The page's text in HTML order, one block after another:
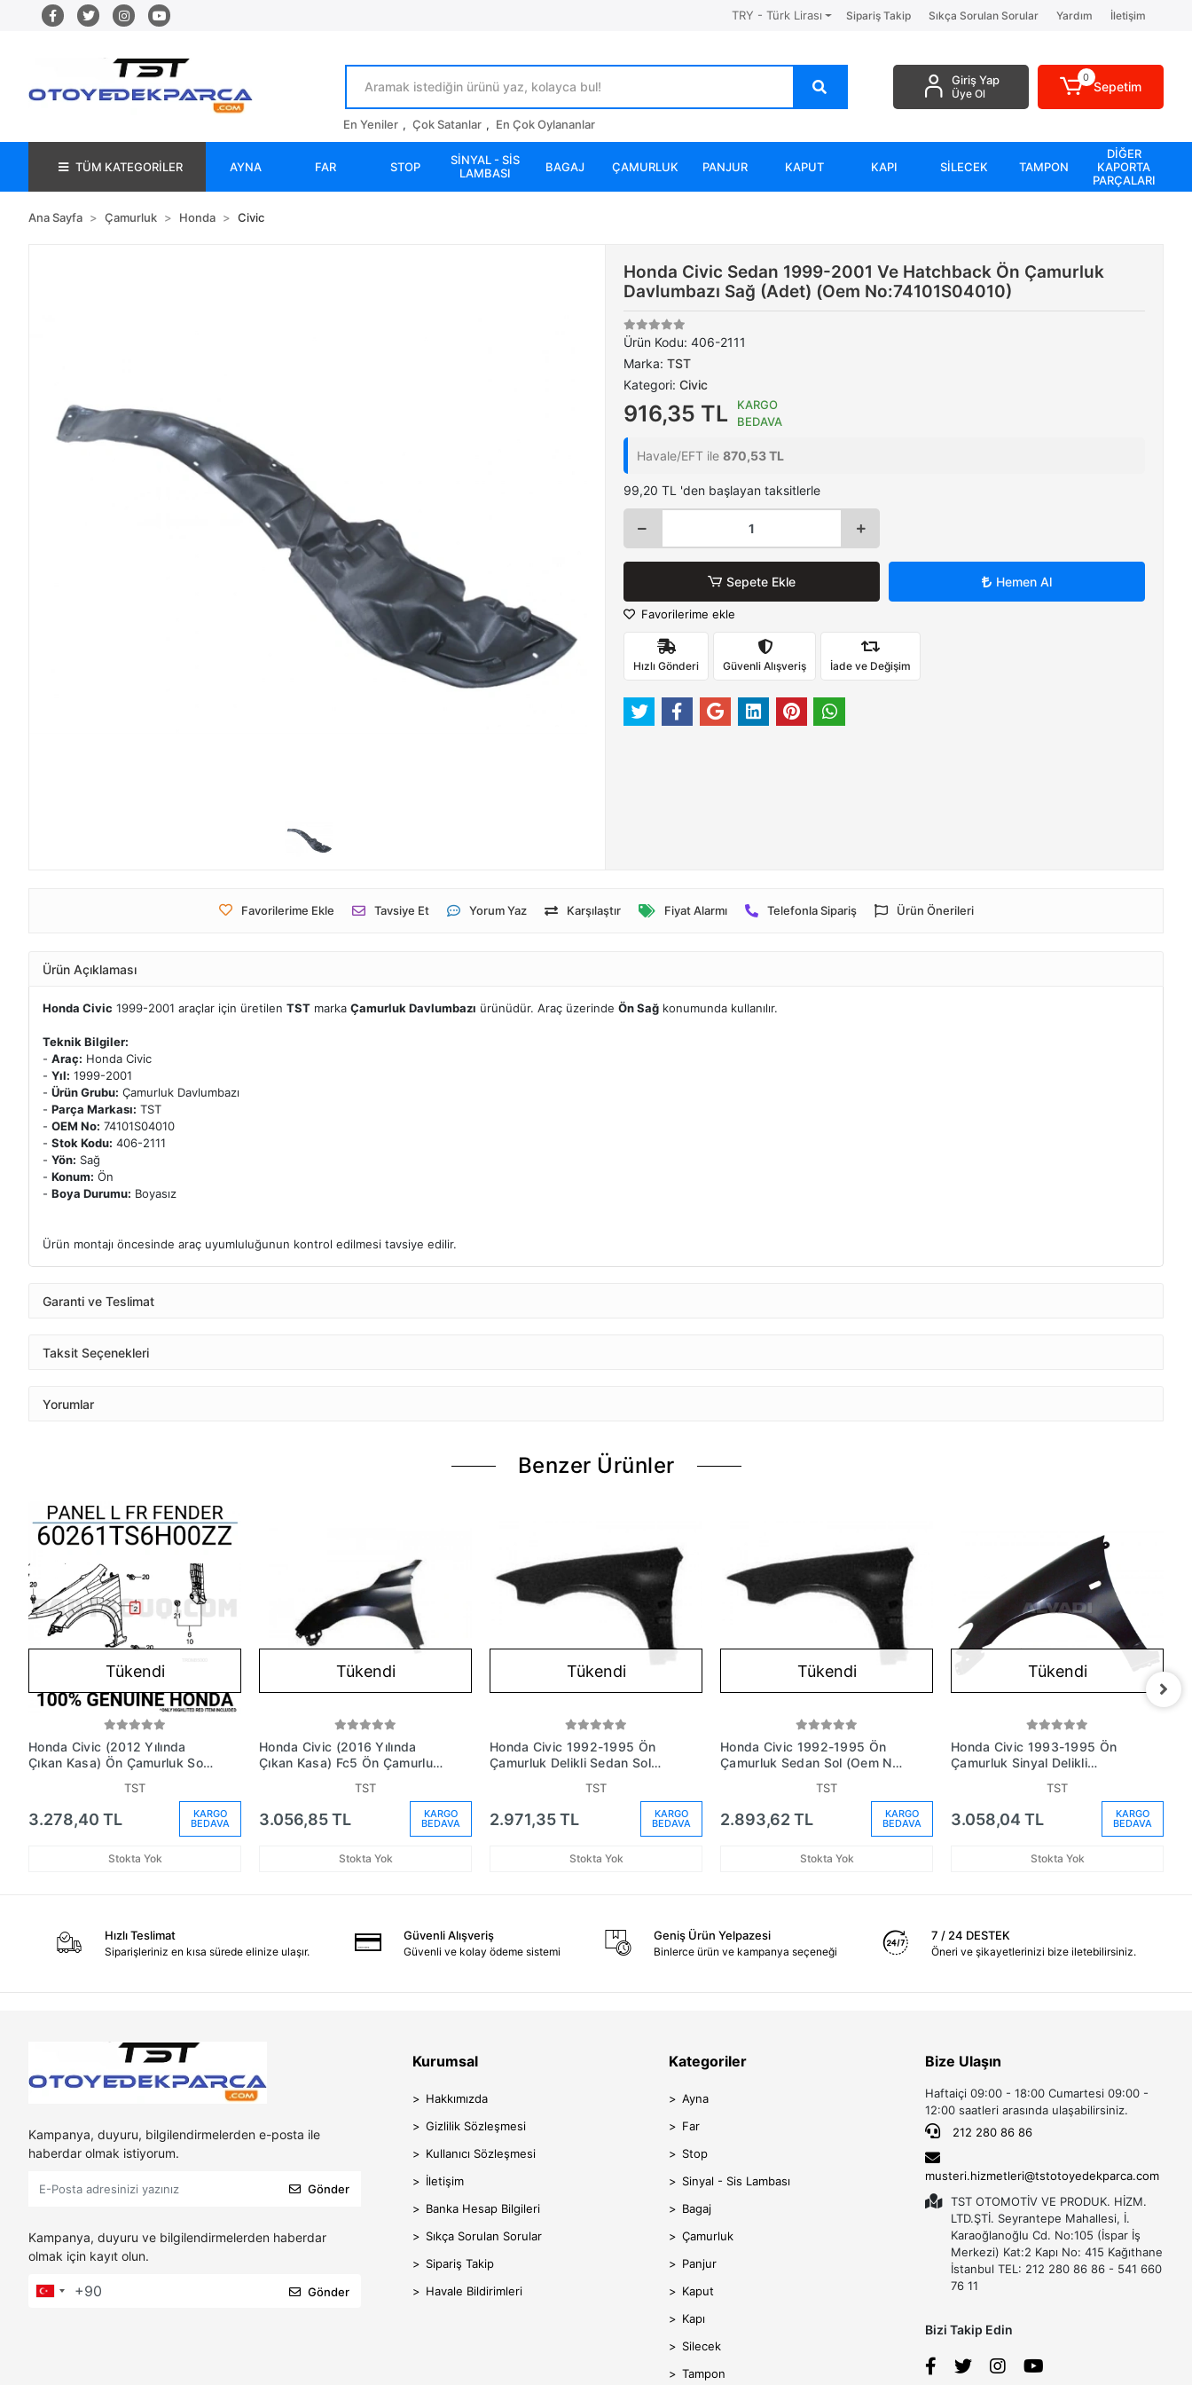
TRY - Türk Lirası Sipariş Takip Sıkça Sorulan Sorular Yardım İletişim
En Yeniler , Çok Satanlar , En Çok Oylananlar
Giriş Yap
Üye Ol
0
Sepetim
TÜM KATEGORİLER AYNA FAR STOP
SİNYAL - SİS
LAMBASI
BAGAJ ÇAMURLUK PANJUR KAPUT KAPI SİLECEK TAMPON
DİĞER
KAPORTA
PARÇALARI
Ana Sayfa Çamurluk Honda Civic
Honda Civic Sedan 1999-2001 Ve Hatchback Ön Çamurluk
Davlumbazı Sağ (Adet) (Oem No:74101S04010)
Ürün Kodu: 406-2111
Marka: TST
Kategori: Civic
916,35 TL
KARGO
BEDAVA
Havale/EFT ile 870,53 TL
99,20 TL 'den başlayan taksitlerle
Sepete Ekle Hemen Al
Favorilerime ekle
Hızlı Gönderi Güvenli Alışveriş İade ve Değişim
Favorilerime Ekle Tavsiye Et Yorum Yaz Karşılaştır Fiyat Alarmı Telefonla Sipariş Ürün Önerileri
Ürün Açıklaması
Honda Civic 1999-2001 araçlar için üretilen TST marka Çamurluk Davlumbazı ürünüdür. Araç üzerinde Ön Sağ konumunda kullanılır.
Teknik Bilgiler:
- Araç: Honda Civic
- Yıl: 1999-2001
- Ürün Grubu: Çamurluk Davlumbazı
- Parça Markası: TST
- OEM No: 74101S04010
- Stok Kodu: 406-2111
- Yön: Sağ
- Konum: Ön
- Boya Durumu: Boyasız
Ürün montajı öncesinde araç uyumluluğunun kontrol edilmesi tavsiye edilir.
Garanti ve Teslimat
Taksit Seçenekleri
Yorumlar
Benzer Ürünler
Tükendi
Honda Civic (2012 Yılında
Çıkan Kasa) Ön Çamurluk Sol
TST
3.278,40 TL KARGO
BEDAVA
Stokta Yok
Tükendi
Honda Civic (2016 Yılında
Çıkan Kasa) Fc5 Ön Çamurluk
60261Tezt00Zz)TST
3.056,85 TL KARGO
BEDAVA
Stokta Yok
Tükendi
Honda Civic 1992-1995 Ön
Çamurluk Delikli Sedan Sol
TST
2.971,35 TL KARGO
BEDAVA
Stokta Yok
Tükendi
Honda Civic 1992-1995 Ön
Çamurluk Sedan Sol (Oem No:
TST
2.893,62 TL KARGO
BEDAVA
Stokta Yok
Tükendi
Honda Civic 1993-1995 Ön
Çamurluk Sinyal Delikli
60261Sr3000Zz)TST
3.058,04 TL KARGO
BEDAVA
Stokta Yok
Hızlı Teslimat
Siparişleriniz en kısa sürede elinize ulaşır.
Güvenli Alışveriş
Güvenli ve kolay ödeme sistemi
Geniş Ürün Yelpazesi
Binlerce ürün ve kampanya seçeneği
7 / 24 DESTEK
Öneri ve şikayetlerinizi bize iletebilirsiniz.
Kampanya, duyuru, bilgilendirmelerden e-posta ile
haberdar olmak istiyorum.
Gönder
Kampanya, duyuru ve bilgilendirmelerden haberdar
olmak için kayıt olun.
Gönder
Kurumsal
Hakkımızda
Gizlilik Sözleşmesi
Kullanıcı Sözleşmesi
İletişim
Banka Hesap Bilgileri
Sıkça Sorulan Sorular
Sipariş Takip
Havale Bildirimleri
Kategoriler
Ayna
Far
Stop
Sinyal - Sis Lambası
Bagaj
Çamurluk
Panjur
Kaput
Kapı
Silecek
Tampon
Bize Ulaşın
Haftaiçi 09:00 - 18:00 Cumartesi 09:00 -
12:00 saatleri arasında ulaşabilirsiniz.
212 280 86 86
musteri.hizmetleri@tstotoyedekparca.com
TST OTOMOTİV VE PRODUK. HİZM.
LTD.ŞTİ. Seyrantepe Mahallesi, İ.
Karaoğlanoğlu Cd. No:105 (İspar İş
Merkezi) Kat:2 Kapı No: 415 Kağıthane
İstanbul TEL: 212 280 86 86 - 541 660
76 11
Bizi Takip Edin